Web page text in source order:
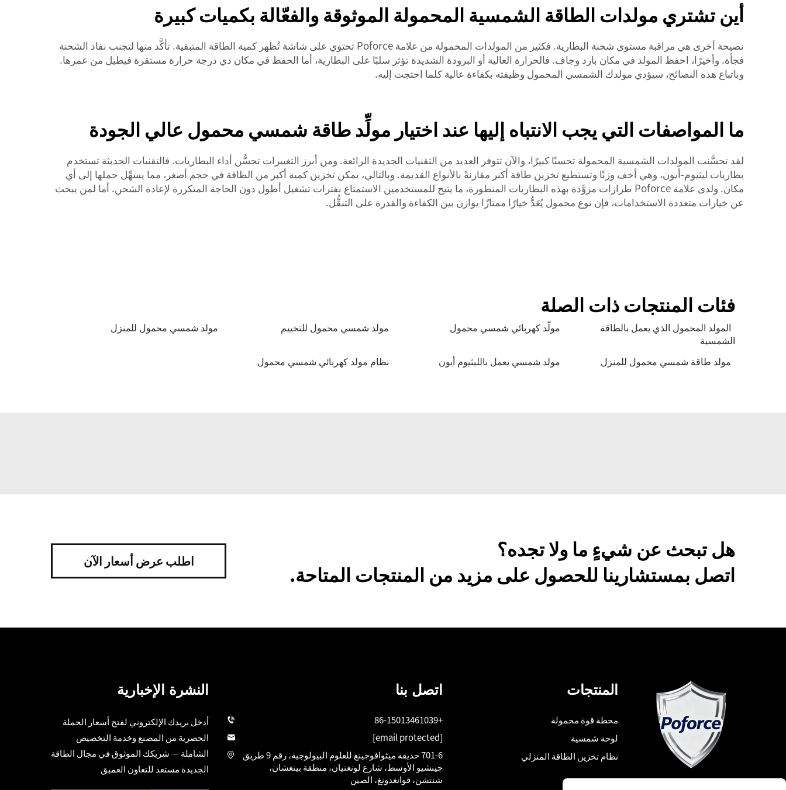
أين تشتري مولدات الطاقة الشمسية المحمولة الموثوقة والفعّالة بكميات كبيرة
نصيحة أخرى هي مراقبة مستوى شحنة البطارية. فكثير من المولدات المحمولة من علامة Poforce تحتوي على شاشة تُظهر كمية الطاقة المتبقية. تأكَّد منها لتجنب نفاد الشحنة
فجأة. وأخيرًا، احفظ المولد في مكان بارد وجاف. فالحرارة العالية أو البرودة الشديدة تؤثر سلبًا على البطارية، أما الحفظ في مكان ذي درجة حرارة مستقرة فيطيل من عمرها.
وباتباع هذه النصائح، سيؤدي مولدك الشمسي المحمول وظيفته بكفاءة عالية كلما احتجت إليه.
ما المواصفات التي يجب الانتباه إليها عند اختيار مولِّد طاقة شمسي محمول عالي الجودة
لقد تحسَّنت المولدات الشمسية المحمولة تحسنًا كبيرًا، والآن تتوفر العديد من التقنيات الجديدة الرائعة. ومن أبرز التغييرات تحسُّن أداء البطاريات. فالتقنيات الحديثة تستخدم
بطاريات ليثيوم-أيون، وهي أخف وزنًا وتستطيع تخزين طاقة أكبر مقارنةً بالأنواع القديمة. وبالتالي، يمكن تخزين كمية أكبر من الطاقة في حجم أصغر، مما يسهِّل حملها إلى أي
مكان. ولدى علامة Poforce طرازات مزوَّدة بهذه البطاريات المتطورة، ما يتيح للمستخدمين الاستمتاع بفترات تشغيل أطول دون الحاجة المتكررة لإعادة الشحن. أما لمن يبحث
عن خيارات متعددة الاستخدامات، فإن نوع محمول يُعَدُّ خيارًا ممتازًا يوازن بين الكفاءة والقدرة على التنقُّل.
فئات المنتجات ذات الصلة
المولد المحمول الذي يعمل بالطاقة
الشمسية
مولّد كهربائي شمسي محمول مولد شمسي محمول للتخييم مولد شمسي محمول للمنزل
مولد طاقة شمسي محمول للمنزل مولد شمسي يعمل بالليثيوم أيون نظام مولد كهربائي شمسي محمول
هل تبحث عن شيءٍ ما ولا تجده؟
اتصل بمستشارينا للحصول على مزيد من المنتجات المتاحة.
اطلب عرض أسعار الآن
المنتجات
محطة قوة محمولة
لوحة شمسية
نظام تخزين الطاقة المنزلي
اتصل بنا
+86-15013461039
[email protected]
701-6 حديقة ميثوافوجينغ للعلوم البيولوجية، رقم 9 طريق
جينشيو الأوسط، شارع لونغتيان، منطقة بينغشان،
شنتشن، قوانغدونغ، الصين
النشرة الإخبارية
أدخل بريدك الإلكتروني لفتح أسعار الجملة
الحصرية من المصنع وخدمة التخصيص
الشاملة — شريكك الموثوق في مجال الطاقة
الجديدة مستعد للتعاون العميق